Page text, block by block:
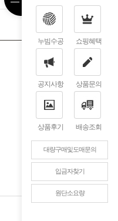
누빔수공 쇼핑혜택
공지사항 상품문의
상품후기 배송조회
대량구매및도매문의
입금자찾기
원단소요량